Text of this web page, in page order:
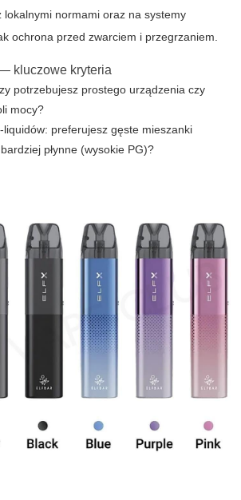
lokalnymi normami oraz na systemy
ochrona przed zwarciem i przegrzaniem.
kluczowe kryteria
potrzebujesz prostego urządzenia czy
mocy?
liquidów: preferujesz gęste mieszanki
płynne (wysokie PG)?